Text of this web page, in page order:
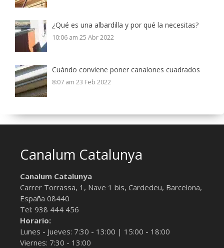
¿Qué es una albardilla y por qué la necesitas?
10:06 am 25 Abr 2022
Cuándo conviene poner canalones cuadrados
8:07 am 23 Feb 2022
Canalum Catalunya
Canalum Catalunya
Carrer Torrassa, 1, Nave 1 bis, Cardedeu, Barcelona,
España 08440
Tel: 938 444 456
Horario:
Lunes - Jueves: 7:30 - 13:00 | 15:00 - 18:00
Viernes: 7:30 - 13:00